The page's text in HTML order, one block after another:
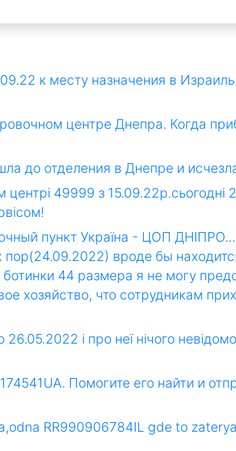
к месту назначения в Израиль
центре Днепра. Когда
до отделения в Днепре и
49999 з 15.09.22р.сьогодні
пункт Україна - ЦОП
пор(24.09.2022) вроде бы
44 размера я не могу
хозяйство, что сотрудникам
і про неї нічого невідомо
Помогите его найти и
RR990906784IL gde to